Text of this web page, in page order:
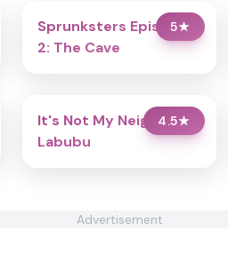
5★
Sprunksters Episode
2: The Cave
4.5★
It's Not My Neighbor:
Labubu
Advertisement